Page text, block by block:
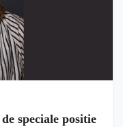
speciale positie